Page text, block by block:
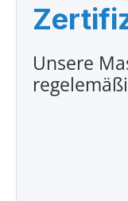
Unsere